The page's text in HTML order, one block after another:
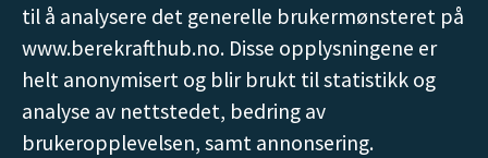
til å analysere det generelle brukermønsteret på
www.berekrafthub.no. Disse opplysningene er
helt anonymisert og blir brukt til statistikk og
analyse av nettstedet, bedring av
brukeropplevelsen, samt annonsering.